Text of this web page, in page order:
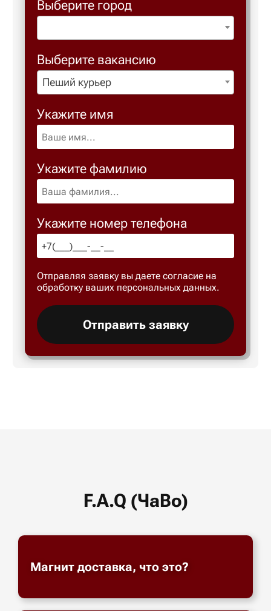
Выберите город
Выберите вакансию
Пеший курьер
Укажите имя
Укажите фамилию
Укажите номер телефона
Отправляя заявку вы даете согласие на
обработку ваших персональных данных.
Отправить заявку
F.A.Q (ЧаВо)
Магнит доставка, что это?